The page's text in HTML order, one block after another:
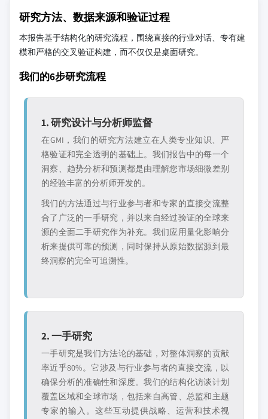
研究方法、数据来源和验证过程
本报告基于结构化的研究流程，围绕直接的行业对话、专有建
模和严格的交叉验证构建，而不仅仅是桌面研究。
我们的6步研究流程
1. 研究设计与分析师监督
在GMI，我们的研究方法建立在人类专业知识、严
格验证和完全透明的基础上。我们报告中的每一个
洞察、趋势分析和预测都是由理解您市场细微差别
的经验丰富的分析师开发的。
我们的方法通过与行业参与者和专家的直接交流整
合了广泛的一手研究，并以来自经过验证的全球来
源的全面二手研究作为补充。我们应用量化影响分
析来提供可靠的预测，同时保持从原始数据源到最
终洞察的完全可追溯性。
2. 一手研究
一手研究是我们方法论的基础，对整体洞察的贡献
率近乎80%。它涉及与行业参与者的直接交流，以
确保分析的准确性和深度。我们的结构化访谈计划
覆盖区域和全球市场，包括来自高管、总监和主题
专家的输入。这些互动提供战略、运营和技术视